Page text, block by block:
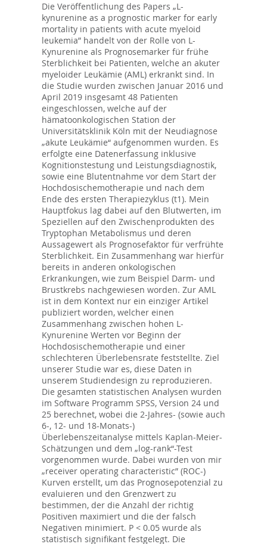
Die Veröffentlichung des Papers „L-
kynurenine as a prognostic marker for early
mortality in patients with acute myeloid
leukemia” handelt von der Rolle von L-
Kynurenine als Prognosemarker für frühe
Sterblichkeit bei Patienten, welche an akuter
myeloider Leukämie (AML) erkrankt sind. In
die Studie wurden zwischen Januar 2016 und
April 2019 insgesamt 48 Patienten
eingeschlossen, welche auf der
hämatoonkologischen Station der
Universitätsklinik Köln mit der Neudiagnose
„akute Leukämie“ aufgenommen wurden. Es
erfolgte eine Datenerfassung inklusive
Kognitionstestung und Leistungsdiagnostik,
sowie eine Blutentnahme vor dem Start der
Hochdosischemotherapie und nach dem
Ende des ersten Therapiezyklus (t1). Mein
Hauptfokus lag dabei auf den Blutwerten, im
Speziellen auf den Zwischenprodukten des
Tryptophan Metabolismus und deren
Aussagewert als Prognosefaktor für verfrühte
Sterblichkeit. Ein Zusammenhang war hierfür
bereits in anderen onkologischen
Erkrankungen, wie zum Beispiel Darm- und
Brustkrebs nachgewiesen worden. Zur AML
ist in dem Kontext nur ein einziger Artikel
publiziert worden, welcher einen
Zusammenhang zwischen hohen L-
Kynurenine Werten vor Beginn der
Hochdosischemotherapie und einer
schlechteren Überlebensrate feststellte. Ziel
unserer Studie war es, diese Daten in
unserem Studiendesign zu reproduzieren.
Die gesamten statistischen Analysen wurden
im Software Programm SPSS, Version 24 und
25 berechnet, wobei die 2-Jahres- (sowie auch
6-, 12- und 18-Monats-)
Überlebenszeitanalyse mittels Kaplan-Meier-
Schätzungen und dem „log-rank“-Test
vorgenommen wurde. Dabei wurden von mir
„receiver operating characteristic” (ROC-)
Kurven erstellt, um das Prognosepotenzial zu
evaluieren und den Grenzwert zu
bestimmen, der die Anzahl der richtig
Positiven maximiert und die der falsch
Negativen minimiert. P < 0.05 wurde als
statistisch signifikant festgelegt. Die